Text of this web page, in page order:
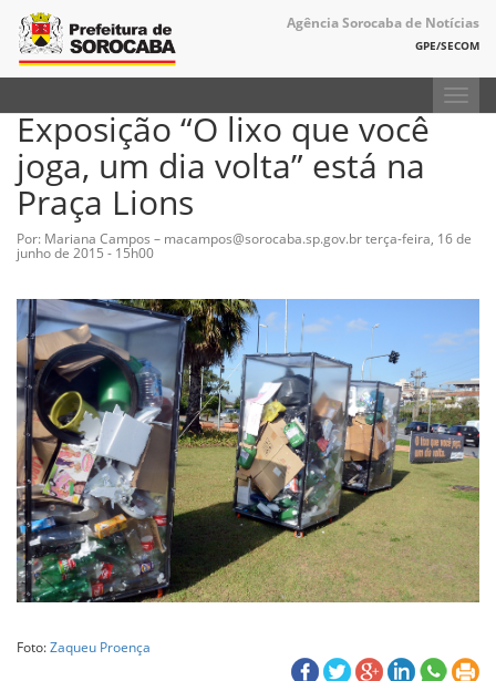
Agência Sorocaba de Notícias
GPE/SECOM
Exposição “O lixo que você
joga, um dia volta” está na
Praça Lions
Por: Mariana Campos – macampos@sorocaba.sp.gov.brterça-feira, 16 de
junho de 2015 - 15h00
Foto:Zaqueu Proença